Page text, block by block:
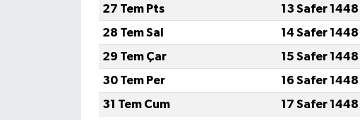
27 Tem Pts
13 Safer 1448
28 Tem Sal
14 Safer 1448
29 Tem Çar
15 Safer 1448
30 Tem Per
16 Safer 1448
31 Tem Cum
17 Safer 1448